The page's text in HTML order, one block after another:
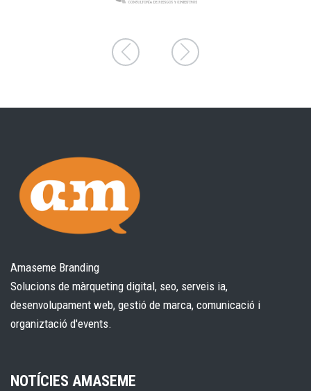
Amaseme Branding
Solucions de màrqueting digital, seo, serveis ia,
desenvolupament web, gestió de marca, comunicació i
organiztació d'events.
NOTÍCIES AMASEME